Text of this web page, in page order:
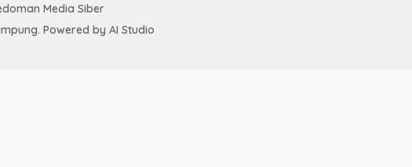
Media Siber
Powered by AI Studio